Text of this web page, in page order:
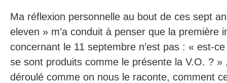
Ma réflexion personnelle au bout de ces sept
eleven » m’a conduit à penser que la première
concernant le 11 septembre n’est pas : « est-
se sont produits comme le présente la V.O. ? »
déroulé comme on nous le raconte, comment